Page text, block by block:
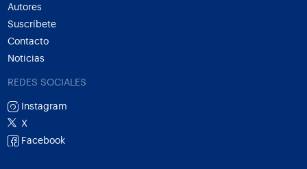
Autores
Suscríbete
Contacto
Noticias
REDES SOCIALES
Instagram
X
Facebook